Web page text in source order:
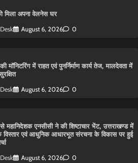
मिला अपना वेलनेस घर
August 6, 2026 0
मॉनिटरिंग में राहत एवं पुनर्निर्माण कार्य तेज, मालदेवता में
August 6, 2026 0
महानिदेशक एनसीसी ने की शिष्टाचार भेंट, उत्तराखण्ड में
विस्तार एवं आधुनिक आधारभूत संरचना के विकास पर हुई
August 6, 2026 0